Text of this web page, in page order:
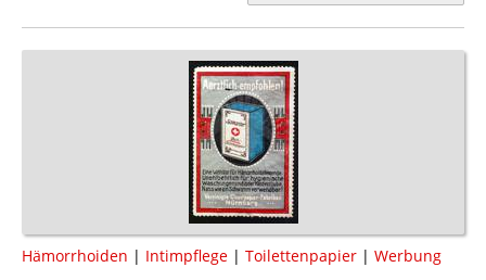
Hämorrhoiden | Intimpflege | Toilettenpapier | Werbung